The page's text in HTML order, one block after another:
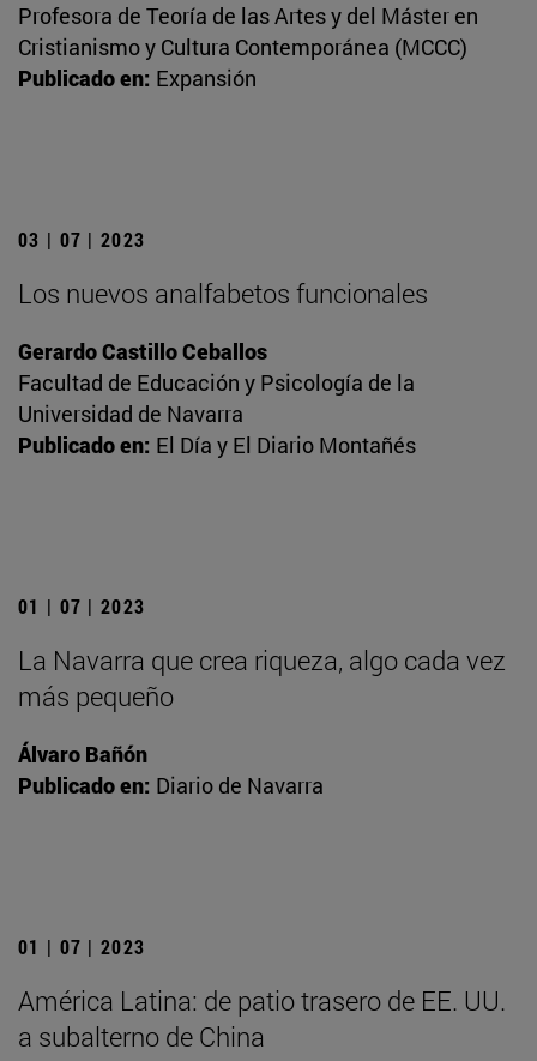
Profesora de Teoría de las Artes y del Máster en
Cristianismo y Cultura Contemporánea (MCCC)
Publicado en: Expansión
03 | 07 | 2023
Los nuevos analfabetos funcionales
Gerardo Castillo Ceballos
Facultad de Educación y Psicología de la
Universidad de Navarra
Publicado en: El Día y El Diario Montañés
01 | 07 | 2023
La Navarra que crea riqueza, algo cada vez
más pequeño
Álvaro Bañón
Publicado en: Diario de Navarra
01 | 07 | 2023
América Latina: de patio trasero de EE. UU.
a subalterno de China